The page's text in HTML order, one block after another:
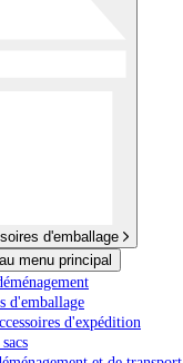
d'emballage
menu principal
d'emballage
d'expédition